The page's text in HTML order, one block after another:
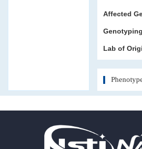
Affected
Genotyping
Lab of
Phenotype